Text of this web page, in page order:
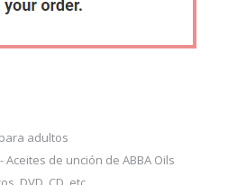
adultos
Aceites de unción de ABBA Oils